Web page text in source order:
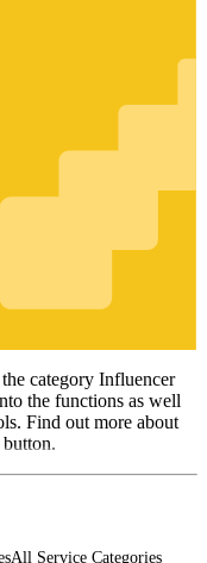
category Influencer
the functions as well
Find out more about
All Service Categories